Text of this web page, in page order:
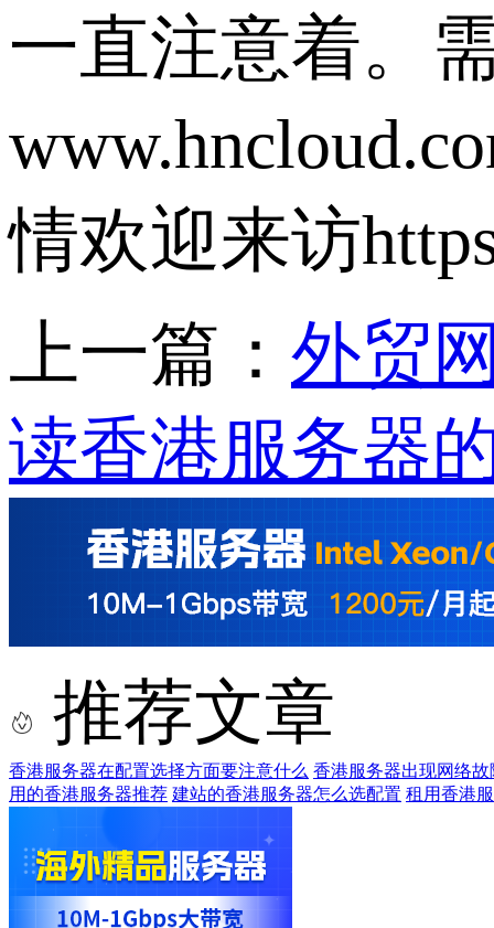
一直注意着。
情欢迎来访
上一篇： 外贸
读香港服务器
推荐文章
香港服务器在配置选择方面要注意什么 香港服务器出现网络
用的香港服务器推荐 建站的香港服务器怎么选配置 租用香港